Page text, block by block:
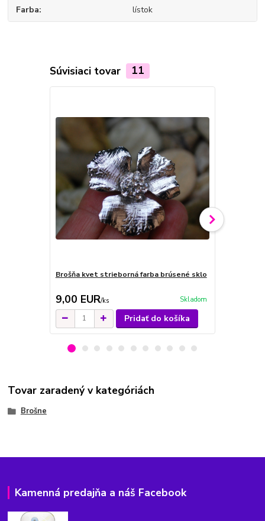
Farba lístok
Súvisiaci tovar 11
Brošňa kvet strieborná farba brúsené sklo
9,00 EUR/ks Skladom
Pridať do košíka
Tovar zaradený v kategóriách
Brošne
Kamenná predajňa a náš Facebook